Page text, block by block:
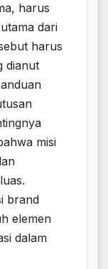
harus
dari
harus
dianut
misi
brand
elemen
dalam